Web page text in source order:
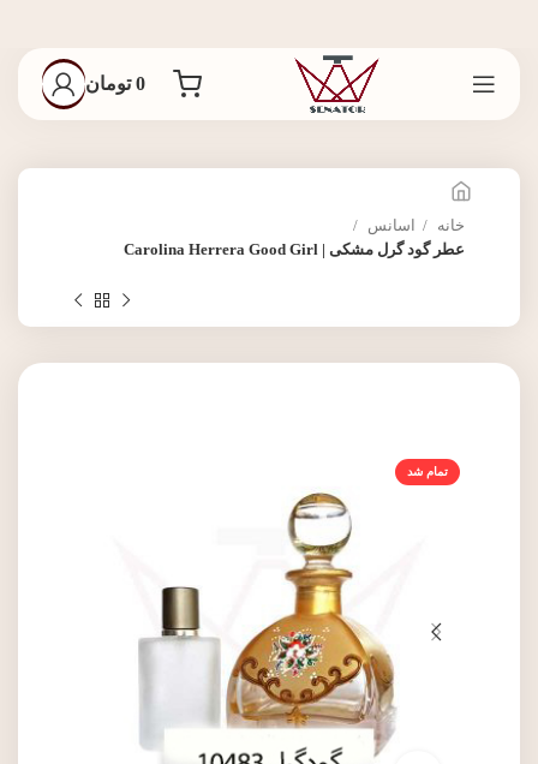
0 تومان
خانه
اسانس
عطر گود گرل مشکی | Carolina Herrera Good Girl
تمام شد